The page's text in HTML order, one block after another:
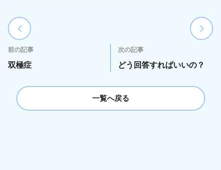
前の記事
双極症
次の記事
どう回答すればいいの？
一覧へ戻る